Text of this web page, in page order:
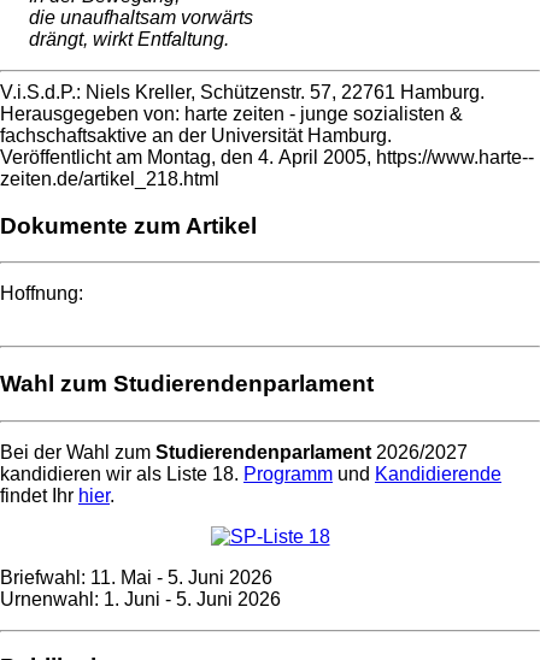
die unaufhaltsam vorwärts
drängt, wirkt Entfaltung.
V.i.S.d.P.: Niels Kreller, Schützenstr. 57, 22761 Hamburg.
Herausgegeben von: harte zeiten - junge sozialisten &
fachschaftsaktive an der Universität Hamburg.
Veröffentlicht am Montag, den 4. April 2005, https://www.harte--
zeiten.de/artikel_218.html
Dokumente zum Artikel
Hoffnung:
Wahl zum Studierendenparlament
Bei der Wahl zum Studierendenparlament 2026/2027
kandidieren wir als Liste 18. Programm und Kandidierende
findet Ihr hier.
Briefwahl: 11. Mai - 5. Juni 2026
Urnenwahl: 1. Juni - 5. Juni 2026